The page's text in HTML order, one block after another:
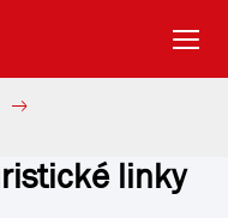
linky